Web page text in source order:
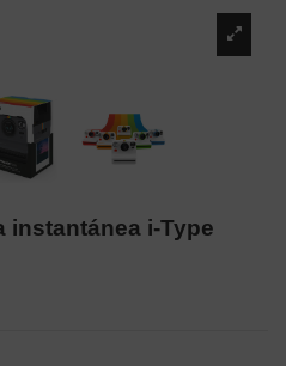
instantánea i-Type